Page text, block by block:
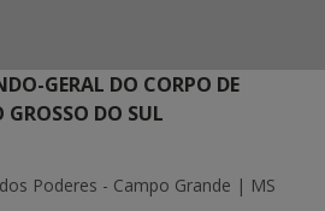
GERAL DO CORPO DE
DO SUL
Poderes - Campo Grande | MS